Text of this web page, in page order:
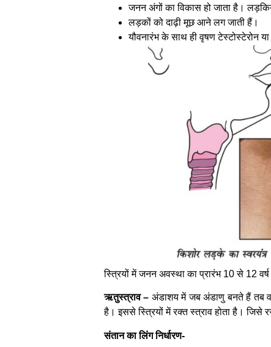
जनन अंगों का विकास हो जाता है।
लड़कों को दाढ़ी मूछ आने लग जाती हैं।
यौवनारंभ के साथ ही वृषण टेस्टोस्टेरोन या
स्त्रियों में जनन अवस्था का प्रारंभ 10 से 12
ऋतुस्त्राव – अंडाशय में जब अंडाणु बनते हैं तब
है। इससे स्त्रियों में रक्त स्त्राव होता है। जिसे
संतान का लिंग निर्धारण-